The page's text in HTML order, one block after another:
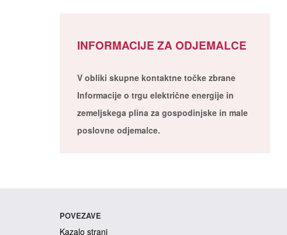
INFORMACIJE ZA ODJEMALCE
V obliki skupne kontaktne točke zbrane
Informacije o trgu električne energije in
zemeljskega plina za gospodinjske in male
poslovne odjemalce.
POVEZAVE
Kazalo strani